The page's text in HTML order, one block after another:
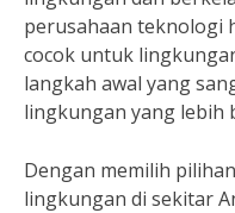
perusahaan teknologi
cocok untuk
langkah awal yang
lingkungan yang lebih
Dengan memilih
lingkungan di sekitar